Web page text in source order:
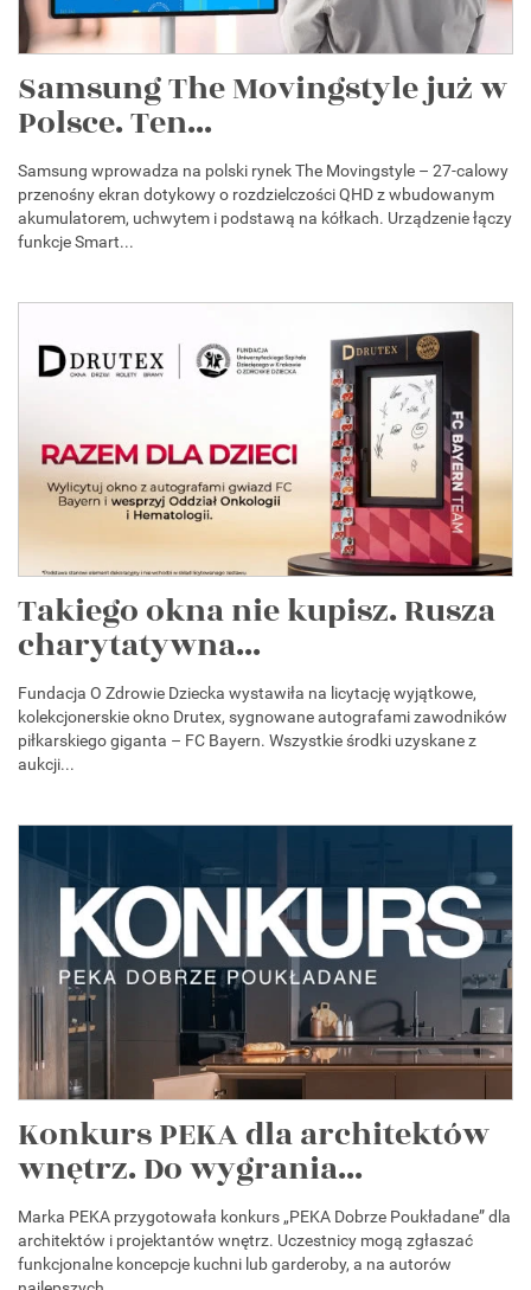
Samsung The Movingstyle już w
Polsce. Ten...
Samsung wprowadza na polski rynek The Movingstyle – 27-calowy
przenośny ekran dotykowy o rozdzielczości QHD z wbudowanym
akumulatorem, uchwytem i podstawą na kółkach. Urządzenie łączy
funkcje Smart...
Takiego okna nie kupisz. Rusza
charytatywna...
Fundacja O Zdrowie Dziecka wystawiła na licytację wyjątkowe,
kolekcjonerskie okno Drutex, sygnowane autografami zawodników
piłkarskiego giganta – FC Bayern. Wszystkie środki uzyskane z
aukcji...
Konkurs PEKA dla architektów
wnętrz. Do wygrania...
Marka PEKA przygotowała konkurs „PEKA Dobrze Poukładane” dla
architektów i projektantów wnętrz. Uczestnicy mogą zgłaszać
funkcjonalne koncepcje kuchni lub garderoby, a na autorów